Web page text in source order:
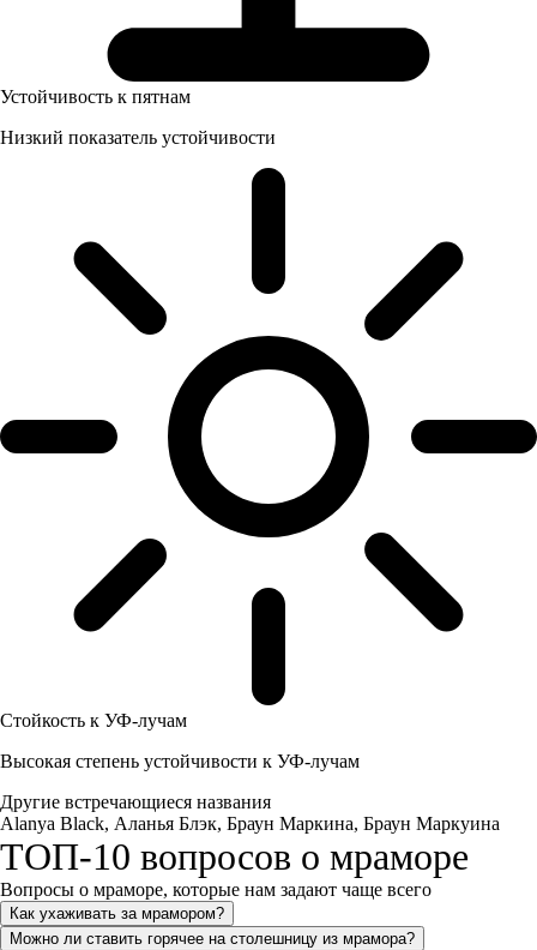
Устойчивость к пятнам
Низкий показатель устойчивости
Стойкость к УФ-лучам
Высокая степень устойчивости к УФ-лучам
Другие встречающиеся названия
Alanya Black, Аланья Блэк, Браун Маркина, Браун Маркуина
ТОП-10 вопросов о мраморе
Вопросы о мраморе, которые нам задают чаще всего
Как ухаживать за мрамором?
Можно ли ставить горячее на столешницу из мрамора?